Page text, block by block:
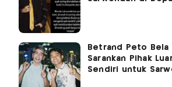
Betrand Peto Bela
Sarankan Pihak
Sendiri untuk